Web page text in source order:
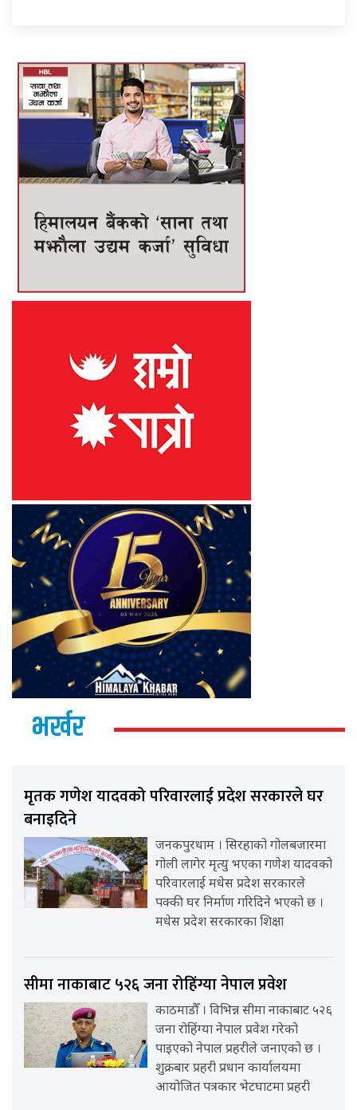
भर्खर
मृतक गणेश यादवको परिवारलाई प्रदेश सरकारले घर
बनाइदिने
जनकपुरधाम । सिरहाको गोलबजारमा
गोली लागेर मृत्यु भएका गणेश यादवको
परिवारलाई मधेस प्रदेश सरकारले
पक्की घर निर्माण गरिदिने भएको छ ।
मधेस प्रदेश सरकारका शिक्षा
सीमा नाकाबाट ५२६ जना रोहिंग्या नेपाल प्रवेश
काठमाडौँ । विभिन्न सीमा नाकाबाट ५२६
जना रोहिंग्या नेपाल प्रवेश गरेको
पाइएको नेपाल प्रहरीले जनाएको छ ।
शुक्रबार प्रहरी प्रधान कार्यालयमा
आयोजित पत्रकार भेटघाटमा प्रहरी